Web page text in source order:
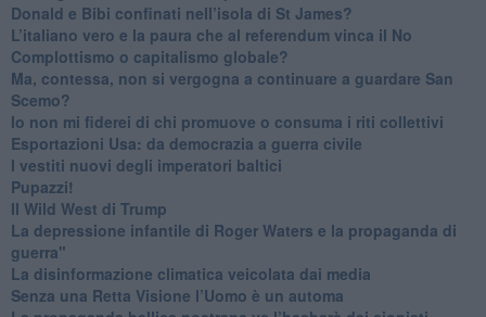
Donald e Bibi confinati nell’isola di St James?
L’italiano vero e la paura che al referendum vinca il No
​Complottismo o capitalismo globale?
​Ma, contessa, non si vergogna a continuare a guardare San
Scemo?
​Io non mi fiderei di chi promuove o consuma i riti collettivi
Esportazioni Usa: da democrazia a guerra civile
​I vestiti nuovi degli imperatori baltici
​Pupazzi!
​Il Wild West di Trump
​La depressione infantile di Roger Waters e la propaganda di
guerra"
​La disinformazione climatica veicolata dai media
Senza una Retta Visione l’Uomo è un automa